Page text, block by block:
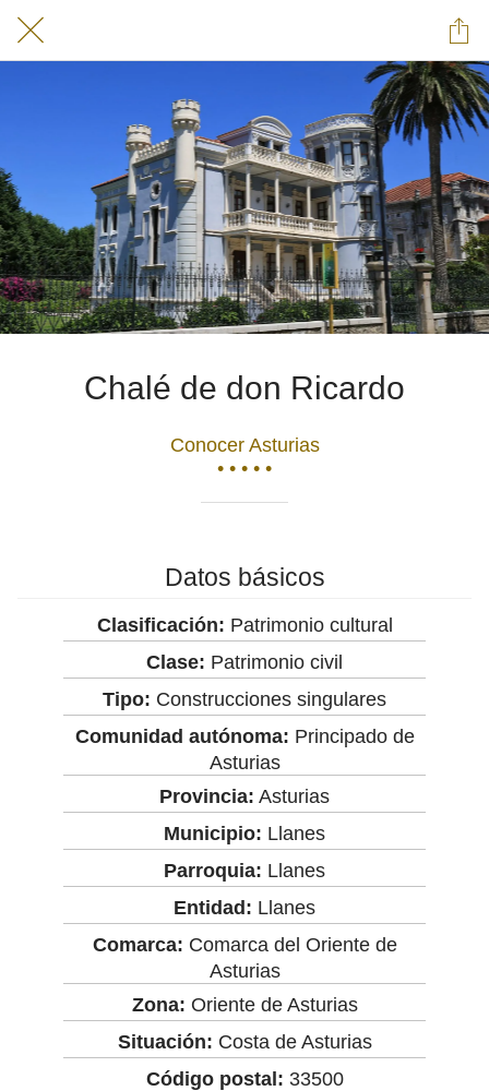
Chalé de don Ricardo
Conocer Asturias
• • • • •
Datos básicos
Clasificación: Patrimonio cultural
Clase: Patrimonio civil
Tipo: Construcciones singulares
Comunidad autónoma: Principado de
Asturias
Provincia: Asturias
Municipio: Llanes
Parroquia: Llanes
Entidad: Llanes
Comarca: Comarca del Oriente de
Asturias
Zona: Oriente de Asturias
Situación: Costa de Asturias
Código postal: 33500